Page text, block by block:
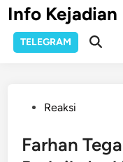
Skip
to
content
Info Kejadian
TELEGRAM
Open
PostedReaksi
Farhan